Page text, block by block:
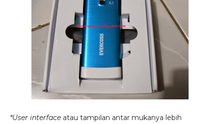
*User interface atau tampilan antar mukanya lebih